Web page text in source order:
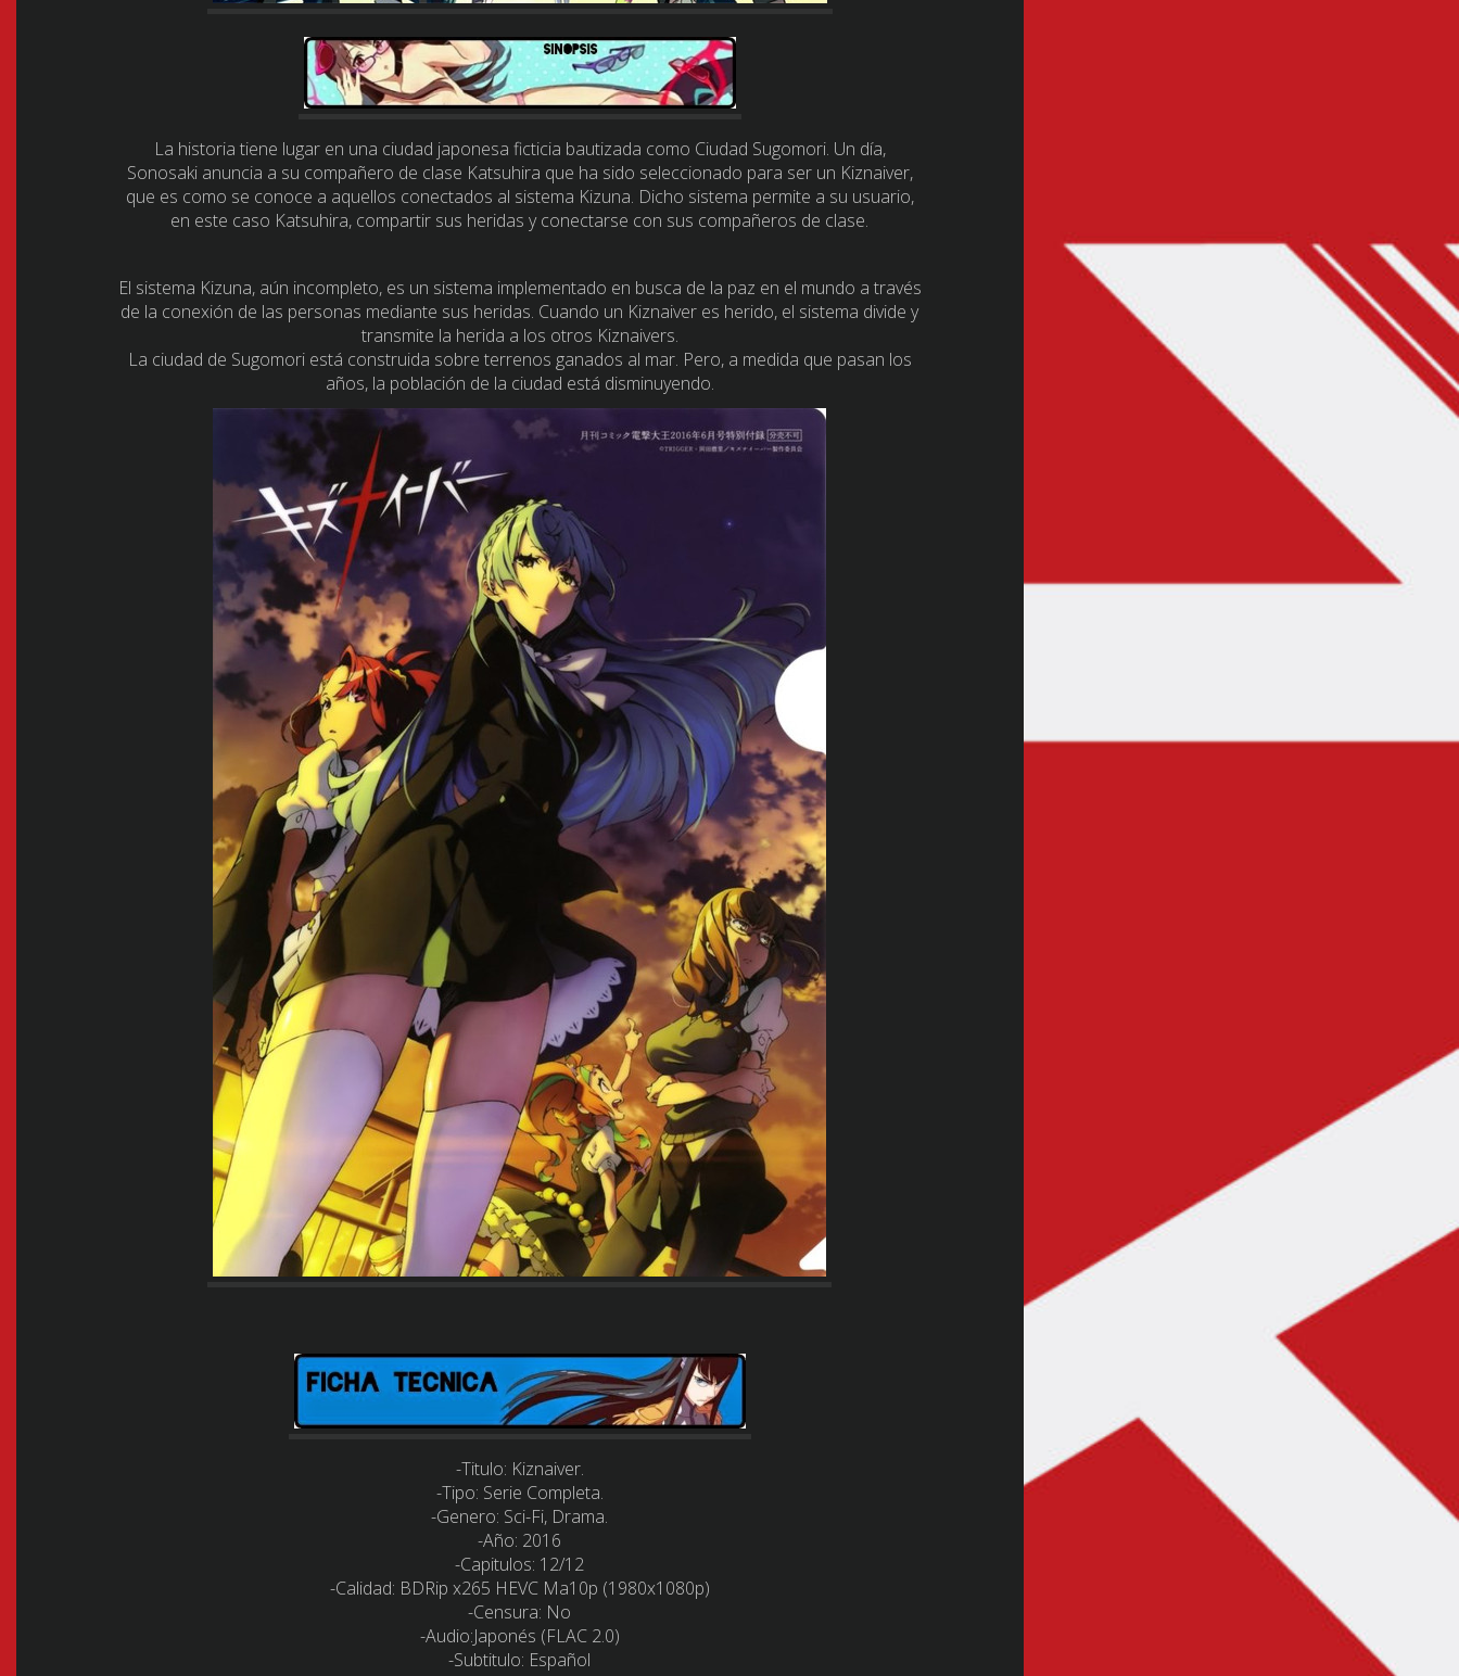
La historia tiene lugar en una ciudad japonesa ficticia bautizada como Ciudad Sugomori. Un día,
Sonosaki anuncia a su compañero de clase Katsuhira que ha sido seleccionado para ser un Kiznaiver,
que es como se conoce a aquellos conectados al sistema Kizuna. Dicho sistema permite a su usuario,
en este caso Katsuhira, compartir sus heridas y conectarse con sus compañeros de clase.
El sistema Kizuna, aún incompleto, es un sistema implementado en busca de la paz en el mundo a través
de la conexión de las personas mediante sus heridas. Cuando un Kiznaiver es herido, el sistema divide y
transmite la herida a los otros Kiznaivers.
La ciudad de Sugomori está construida sobre terrenos ganados al mar. Pero, a medida que pasan los
años, la población de la ciudad está disminuyendo.
-Titulo: Kiznaiver.
-Tipo: Serie Completa.
-Genero: Sci-Fi, Drama.
-Año: 2016
-Capitulos: 12/12
-Calidad: BDRip x265 HEVC Ma10p (1980x1080p)
-Censura: No
-Audio:Japonés (FLAC 2.0)
-Subtitulo: Español